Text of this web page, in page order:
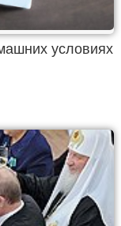
условиях